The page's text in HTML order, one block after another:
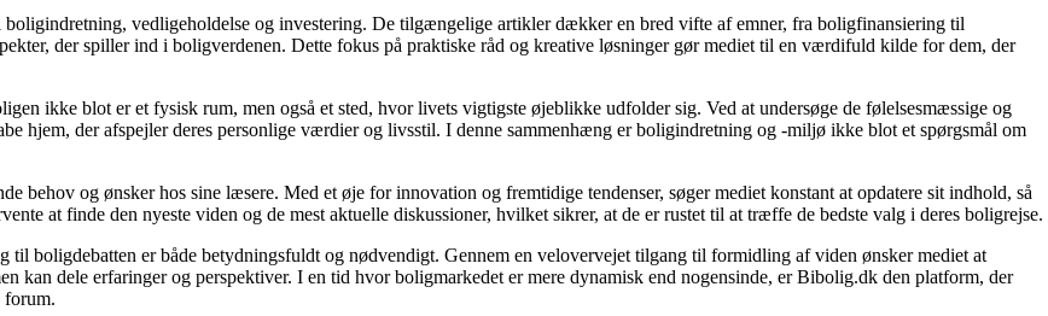
vedligeholdelse og investering. De tilgængelige artikler dækker en bred vifte af emner, fra boligfinansiering til
der spiller ind i boligverdenen. Dette fokus på praktiske råd og kreative løsninger gør mediet til en værdifuld kilde for dem, der
ikke blot er et fysisk rum, men også et sted, hvor livets vigtigste øjeblikke udfolder sig. Ved at undersøge de følelsesmæssige og
hjem, der afspejler deres personlige værdier og livsstil. I denne sammenhæng er boligindretning og -miljø ikke blot et spørgsmål om
behov og ønsker hos sine læsere. Med et øje for innovation og fremtidige tendenser, søger mediet konstant at opdatere sit indhold, så
at finde den nyeste viden og de mest aktuelle diskussioner, hvilket sikrer, at de er rustet til at træffe de bedste valg i deres boligrejse.
boligdebatten er både betydningsfuldt og nødvendigt. Gennem en velovervejet tilgang til formidling af viden ønsker mediet at
kan dele erfaringer og perspektiver. I en tid hvor boligmarkedet er mere dynamisk end nogensinde, er Bibolig.dk den platform, der
forum.